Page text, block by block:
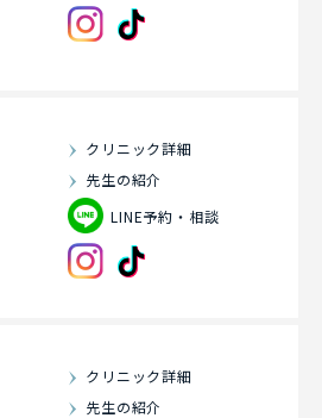
クリニック詳細
先生の紹介
LINE予約・相談
クリニック詳細
先生の紹介